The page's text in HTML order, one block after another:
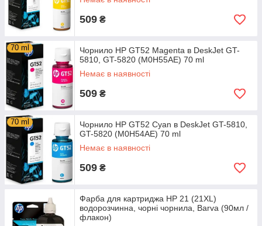
509 ₴
70 ml
Чорнило HP GT52 Magenta в DeskJet GT-
5810, GT-5820 (M0H55AE) 70 ml
Немає в наявності
509 ₴
70 ml
Чорнило HP GT52 Cyan в DeskJet GT-5810,
GT-5820 (M0H54AE) 70 ml
Немає в наявності
509 ₴
Фарба для картриджа HP 21 (21XL)
водорозчинна, чорні чорнила, Barva (90мл /
флакон)